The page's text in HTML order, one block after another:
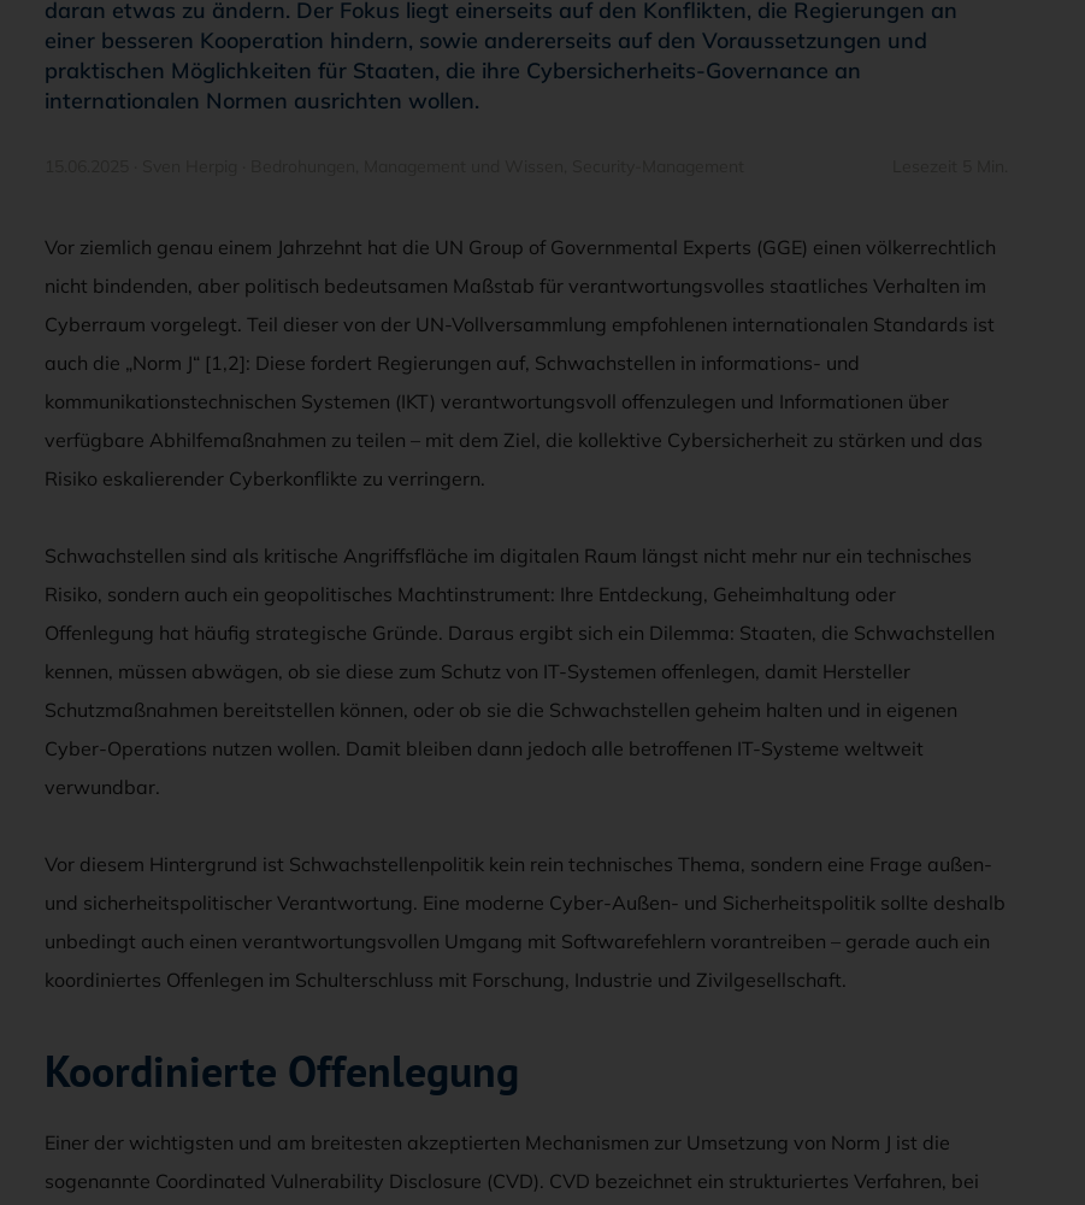
daran etwas zu ändern. Der Fokus liegt einerseits auf den Konflikten, die Regierungen an
einer besseren Kooperation hindern, sowie andererseits auf den Voraussetzungen und
praktischen Möglichkeiten für Staaten, die ihre Cybersicherheits-Governance an
internationalen Normen ausrichten wollen.
Vor ziemlich genau einem Jahrzehnt hat die UN Group of Governmental Experts (GGE) einen völkerrechtlich
nicht bindenden, aber politisch bedeutsamen Maßstab für verantwortungsvolles staatliches Verhalten im
Cyberraum vorgelegt. Teil dieser von der UN-Vollversammlung empfohlenen internationalen Standards ist
auch die „Norm J“ [1,2]: Diese fordert Regierungen auf, Schwachstellen in informations- und
kommunikationstechnischen Systemen (IKT) verantwortungsvoll offenzulegen und Informationen über
verfügbare Abhilfemaßnahmen zu teilen – mit dem Ziel, die kollektive Cybersicherheit zu stärken und das
Risiko eskalierender Cyberkonflikte zu verringern.
Schwachstellen sind als kritische Angriffsfläche im digitalen Raum längst nicht mehr nur ein technisches
Risiko, sondern auch ein geopolitisches Machtinstrument: Ihre Entdeckung, Geheimhaltung oder
Offenlegung hat häufig strategische Gründe. Daraus ergibt sich ein Dilemma: Staaten, die Schwachstellen
kennen, müssen abwägen, ob sie diese zum Schutz von IT-Systemen offenlegen, damit Hersteller
Schutzmaßnahmen bereitstellen können, oder ob sie die Schwachstellen geheim halten und in eigenen
Cyber-Operations nutzen wollen. Damit bleiben dann jedoch alle betroffenen IT-Systeme weltweit
verwundbar.
Vor diesem Hintergrund ist Schwachstellenpolitik kein rein technisches Thema, sondern eine Frage außen-
und sicherheitspolitischer Verantwortung. Eine moderne Cyber-Außen- und Sicherheitspolitik sollte deshalb
unbedingt auch einen verantwortungsvollen Umgang mit Softwarefehlern vorantreiben – gerade auch ein
koordiniertes Offenlegen im Schulterschluss mit Forschung, Industrie und Zivilgesellschaft.
Koordinierte Offenlegung
Einer der wichtigsten und am breitesten akzeptierten Mechanismen zur Umsetzung von Norm J ist die
sogenannte Coordinated Vulnerability Disclosure (CVD). CVD bezeichnet ein strukturiertes Verfahren, bei